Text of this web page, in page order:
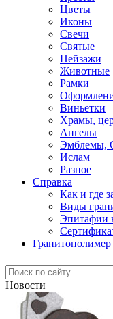
Цветы
Иконы
Свечи
Святые
Пейзажи
Животные
Рамки
Виньетки
Храмы,
Ангелы
Эмблемы,
Ислам
Разное
Справка
Как и где
Виды
Эпитафии
Гранитополимер
Новости